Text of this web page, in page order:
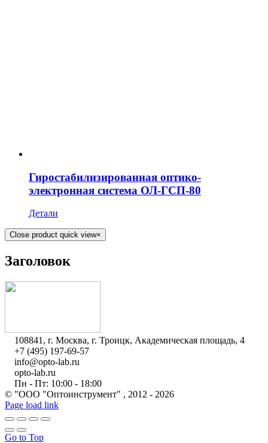
Гиростабилизированная оптико-
электронная система ОЛ-ГСП-80
Детали
Close product quick view×
Заголовок
108841, г. Москва, г. Троицк, Академическая площадь, 4
+7 (495) 197-69-57
info@opto-lab.ru
opto-lab.ru
Пн - Пт: 10:00 - 18:00
© "ООО "Оптоинструмент" , 2012 - 2026
Page load link
Go to Top